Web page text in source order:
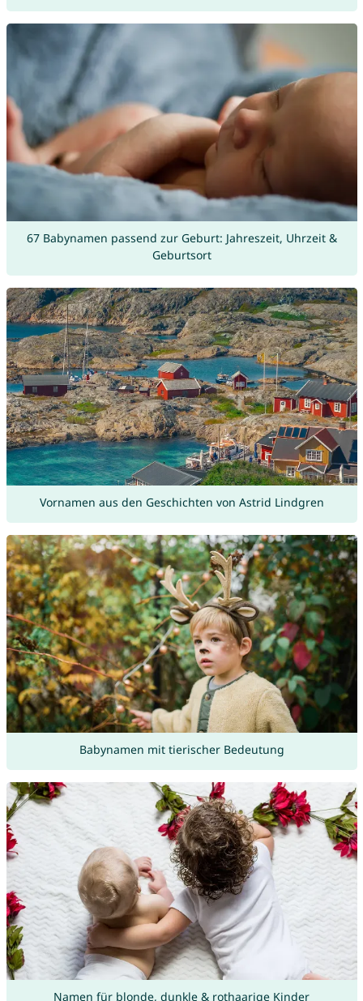
67 Babynamen passend zur Geburt: Jahreszeit, Uhrzeit &
Geburtsort
Vornamen aus den Geschichten von Astrid Lindgren
Babynamen mit tierischer Bedeutung
Namen für blonde, dunkle & rothaarige Kinder